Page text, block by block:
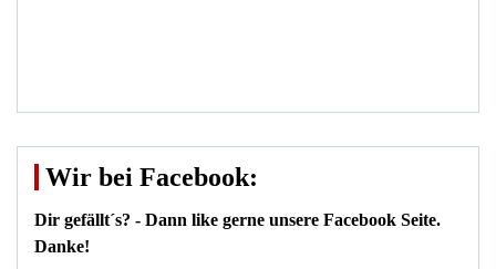
Wir bei Facebook:
Dir gefällt´s? - Dann like gerne unsere Facebook Seite.
Danke!